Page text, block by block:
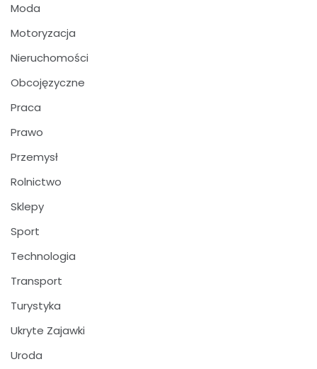
Moda
Motoryzacja
Nieruchomości
Obcojęzyczne
Praca
Prawo
Przemysł
Rolnictwo
Sklepy
Sport
Technologia
Transport
Turystyka
Ukryte Zajawki
Uroda